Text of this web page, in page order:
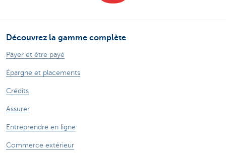
Découvrez la gamme complète
Payer et être payé
Épargne et placements
Crédits
Assurer
Entreprendre en ligne
Commerce extérieur